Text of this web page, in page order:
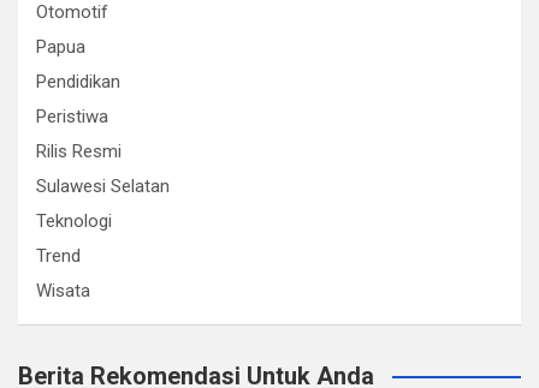
Otomotif
Papua
Pendidikan
Peristiwa
Rilis Resmi
Sulawesi Selatan
Teknologi
Trend
Wisata
Berita Rekomendasi Untuk Anda